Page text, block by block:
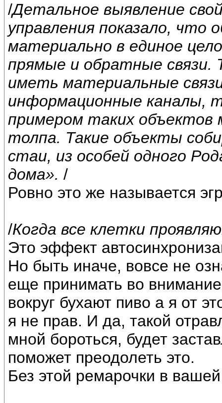
/Детальное выявление
управления показало, что
материально в единое
прямые и обратные
иметь материальные
информационные каналы,
примером таких
толпа. Такие объекты
стаи, из особей одного
дома». /
Ровно это же называется
/Когда все клетки
Это эффект
Но быть иначе, вовсе не
еще принимать во
вокруг бухают пиво а я от
я не прав. И да, такой
мной бороться, будет
поможет преодолеть это.
Без этой ремарочки в